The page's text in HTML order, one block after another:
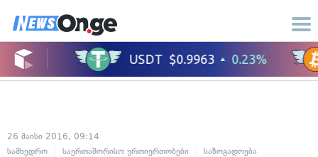
26 მაისი 2016, 09:14
სამხედრო
საერთაშორისო ურთიერთობები საზოგადოება